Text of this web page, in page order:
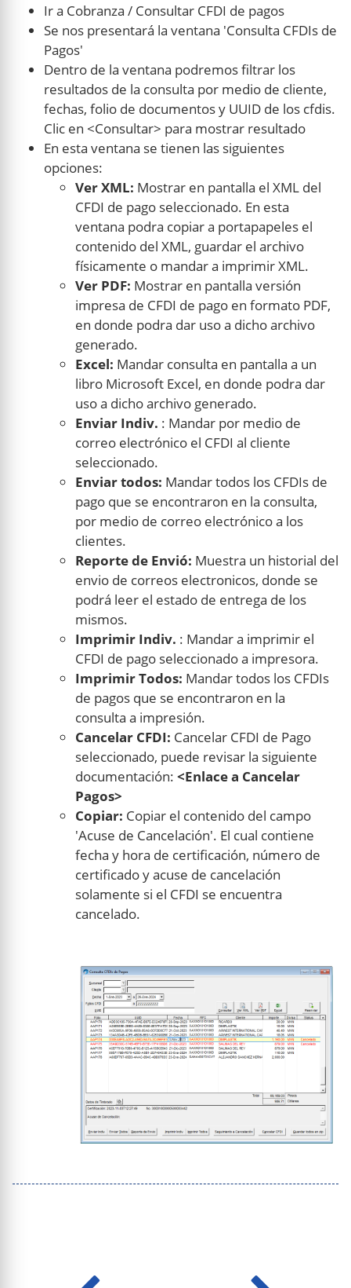
Ir a Cobranza / Consultar CFDI de pagos
Se nos presentará la ventana 'Consulta CFDIs de
Pagos'
Dentro de la ventana podremos filtrar los
resultados de la consulta por medio de cliente,
fechas, folio de documentos y UUID de los cfdis.
Clic en <Consultar> para mostrar resultado
En esta ventana se tienen las siguientes
opciones:
Ver XML: Mostrar en pantalla el XML del
CFDI de pago seleccionado. En esta
ventana podra copiar a portapapeles el
contenido del XML, guardar el archivo
físicamente o mandar a imprimir XML.
Ver PDF: Mostrar en pantalla versión
impresa de CFDI de pago en formato PDF,
en donde podra dar uso a dicho archivo
generado.
Excel: Mandar consulta en pantalla a un
libro Microsoft Excel, en donde podra dar
uso a dicho archivo generado.
Enviar Indiv. : Mandar por medio de
correo electrónico el CFDI al cliente
seleccionado.
Enviar todos: Mandar todos los CFDIs de
pago que se encontraron en la consulta,
por medio de correo electrónico a los
clientes.
Reporte de Envió: Muestra un historial del
envio de correos electronicos, donde se
podrá leer el estado de entrega de los
mismos.
Imprimir Indiv. : Mandar a imprimir el
CFDI de pago seleccionado a impresora.
Imprimir Todos: Mandar todos los CFDIs
de pagos que se encontraron en la
consulta a impresión.
Cancelar CFDI: Cancelar CFDI de Pago
seleccionado, puede revisar la siguiente
documentación: <Enlace a Cancelar
Pagos>
Copiar: Copiar el contenido del campo
'Acuse de Cancelación'. El cual contiene
fecha y hora de certificación, número de
certificado y acuse de cancelación
solamente si el CFDI se encuentra
cancelado.